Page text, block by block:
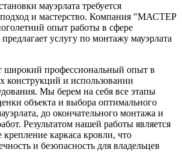
мауэрлата требуется
и мастерство. Компания "МАСТЕР
опыт работы в сфере
услугу по монтажу мауэрлата
широкий профессиональный опыт в
конструкций и использовании
Мы берем на себя все этапы
объекта и выбора оптимального
до окончательного монтажа и
Результатом нашей работы является
каркаса кровли, что
и безопасность для владельцев